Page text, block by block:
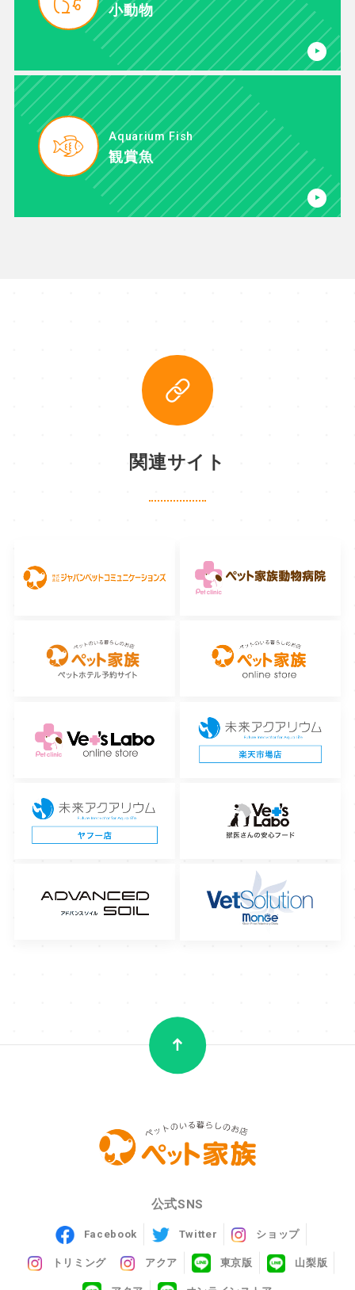
小動物
Aquarium Fish
観賞魚
関連サイト
公式SNS
Facebook Twitter ショップ
トリミング アクア 東京版 山梨版